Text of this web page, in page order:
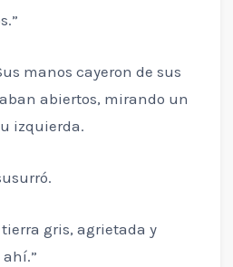
manos cayeron de sus
abiertos, mirando un
izquierda.
gris, agrietada y